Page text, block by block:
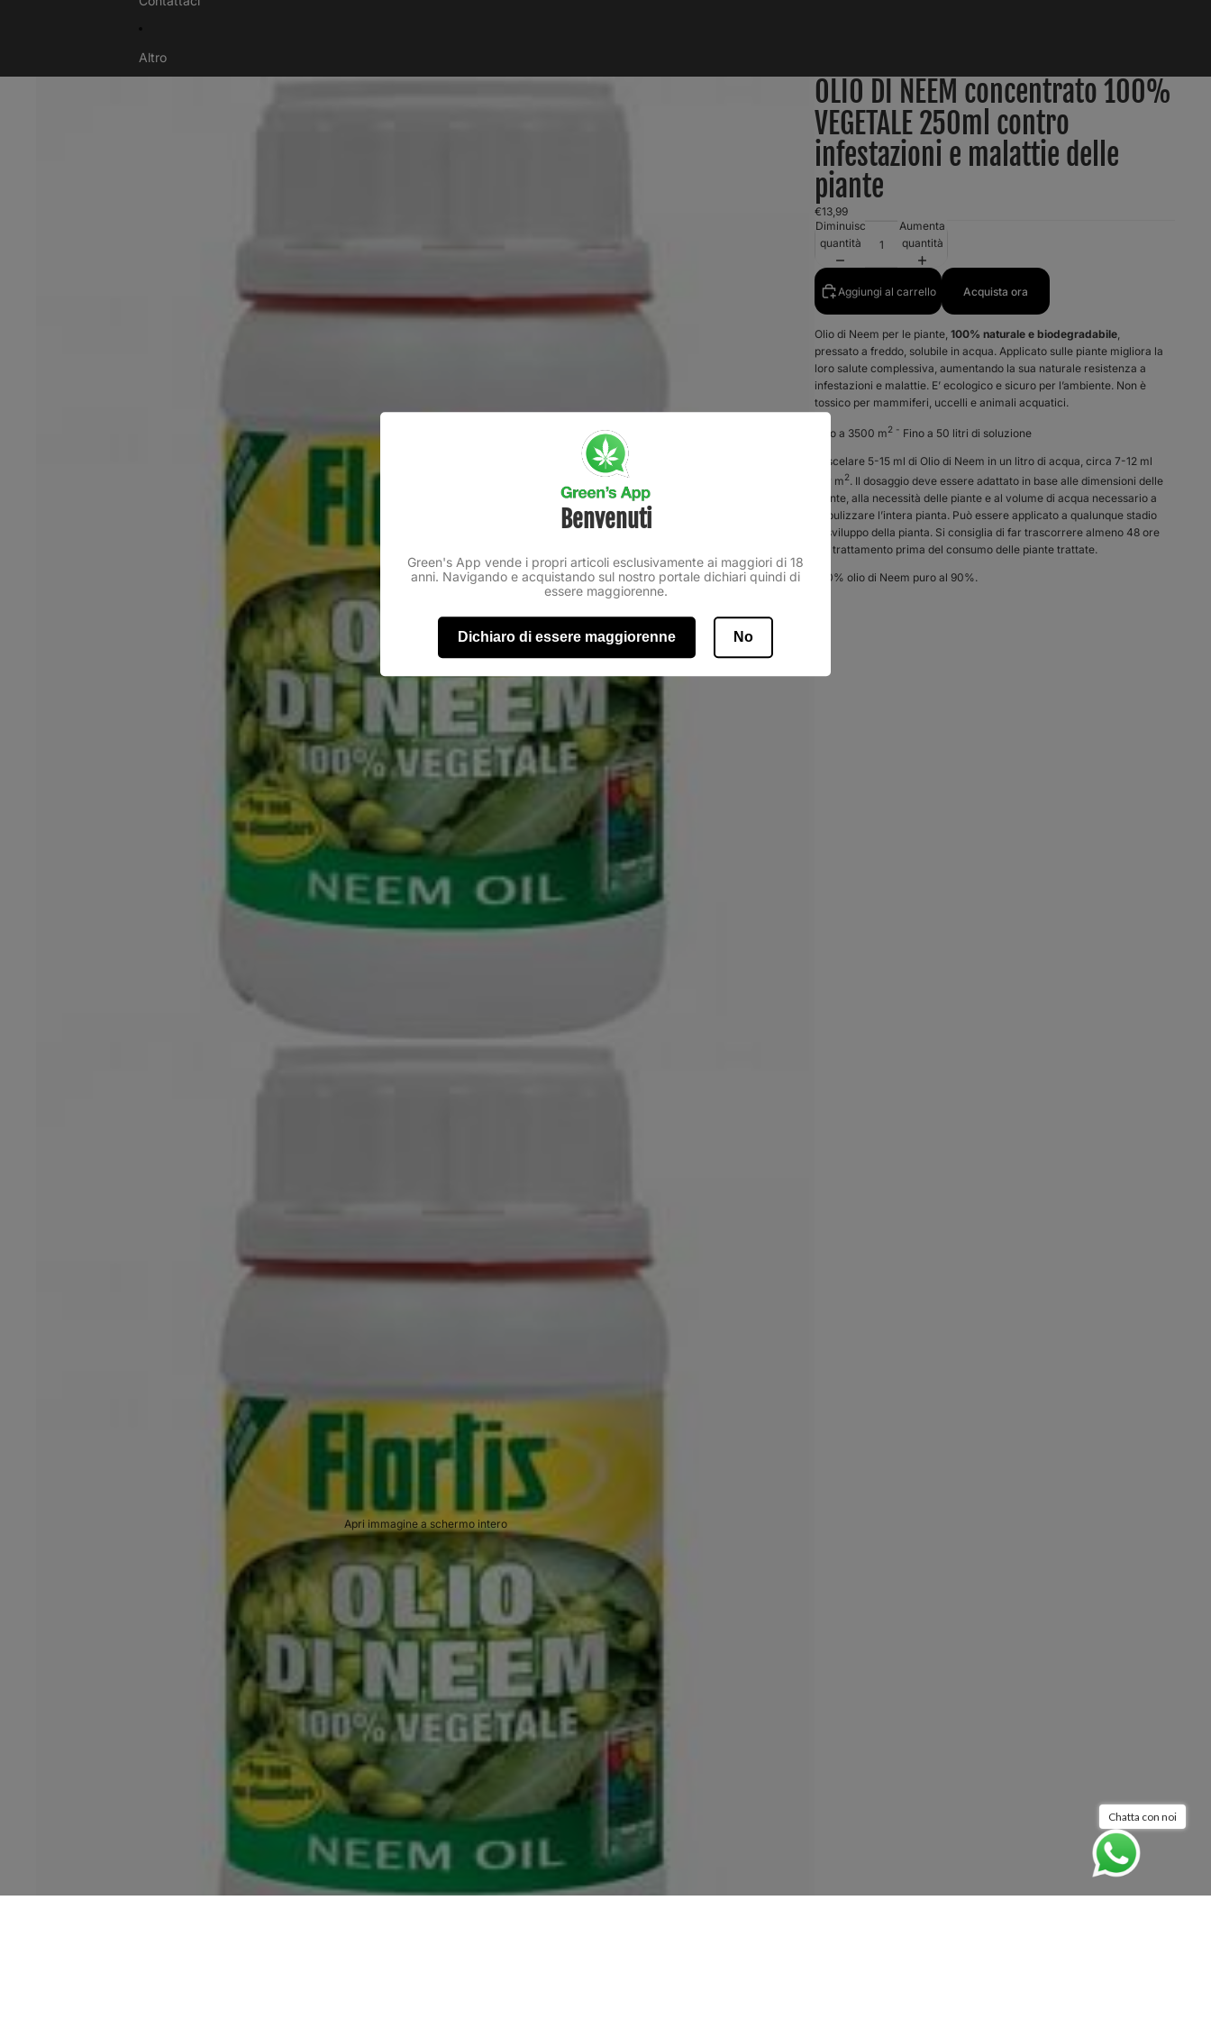
Altro
OLIO DI NEEM concentrato 100%
VEGETALE 250ml contro
infestazioni e malattie delle
piante
€13,99
Diminuisci
quantità
Aumenta
quantità
Aggiungi al carrello Acquista ora
Olio di Neem per le piante, 100% naturale e biodegradabile,
pressato a freddo, solubile in acqua. Applicato sulle piante migliora la
loro salute complessiva, aumentando la sua naturale resistenza a
infestazioni e malattie. E’ ecologico e sicuro per l’ambiente. Non è
tossico per mammiferi, uccelli e animali acquatici.
Fino a 3500 m2 - Fino a 50 litri di soluzione
Miscelare 5-15 ml di Olio di Neem in un litro di acqua, circa 7-12 ml
per m2. Il dosaggio deve essere adattato in base alle dimensioni delle
piante, alla necessità delle piante e al volume di acqua necessario a
nebulizzare l’intera pianta. Può essere applicato a qualunque stadio
di sviluppo della pianta. Si consiglia di far trascorrere almeno 48 ore
dal trattamento prima del consumo delle piante trattate.
100% olio di Neem puro al 90%.
Apri immagine a schermo intero
Benvenuti
Green's App vende i propri articoli esclusivamente ai maggiori di 18
anni. Navigando e acquistando sul nostro portale dichiari quindi di
essere maggiorenne.
Dichiaro di essere maggiorenne No
Chatta con noi